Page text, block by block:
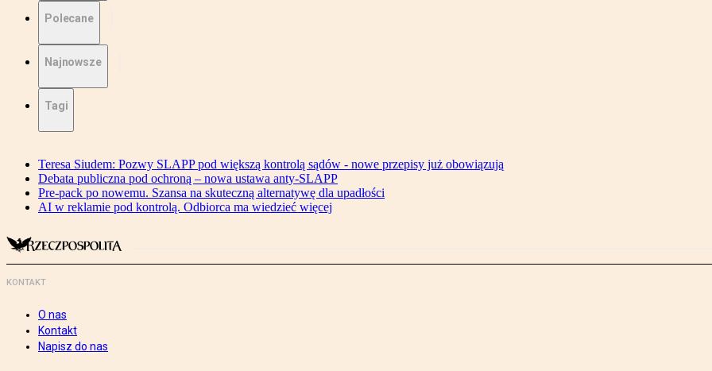
Polecane
Najnowsze
Tagi
Teresa Siudem: Pozwy SLAPP pod większą kontrolą sądów - nowe przepisy już obowiązują
Debata publiczna pod ochroną – nowa ustawa anty-SLAPP
Pre-pack po nowemu. Szansa na skuteczną alternatywę dla upadłości
AI w reklamie pod kontrolą. Odbiorca ma wiedzieć więcej
KONTAKT
O nas
Kontakt
Napisz do nas